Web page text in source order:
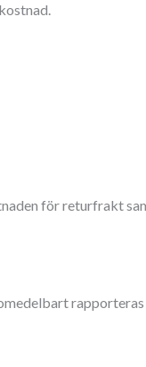
för returfrakt